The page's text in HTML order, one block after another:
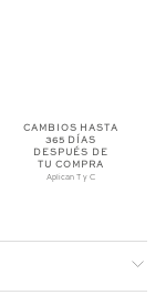
CAMBIOS HASTA
365 DÍAS
DESPUÉS DE
TU COMPRA
Aplican T y C